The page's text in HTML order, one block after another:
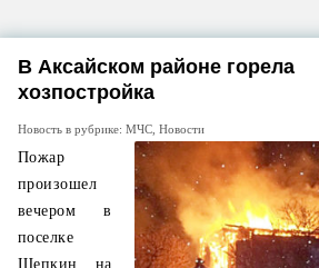
В Аксайском районе горела
хозпостройка
Новость в рубрике: МЧС, Новости
Пожар
произошел
вечером в
поселке
Щепкин на